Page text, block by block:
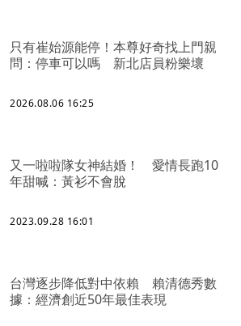
只有崔始源能停！本尊好奇找上門親
問：停車可以嗎 新北店員粉樂壞
2026.08.06 16:25
又一啦啦隊女神結婚！ 愛情長跑10
年甜喊：黃衫不會脫
2023.09.28 16:01
台灣逐步降低對中依賴 賴清德秀數
據：經濟創近50年最佳表現